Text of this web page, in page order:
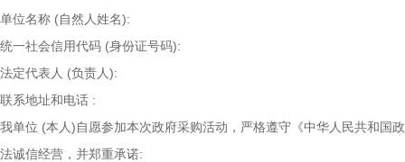
单位名称 (自然人姓名):
统一社会信用代码 (身份证号码):
法定代表人 (负责人):
联系地址和电话 :
我单位 (本人)自愿参加本次政府采购活动，严格遵守《中华人民共和国
法诚信经营，并郑重承诺: